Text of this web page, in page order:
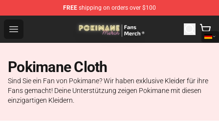
FREE shipping on orders over $100
Open menu
Pokimane Store - Official Pokimane Merchandise Shop
Pokimane Cloth
Sind Sie ein Fan von Pokimane? Wir haben exklusive Kleider für ihre
Fans gemacht! Deine Unterstützung zeigen Pokimane mit diesen
einzigartigen Kleidern.